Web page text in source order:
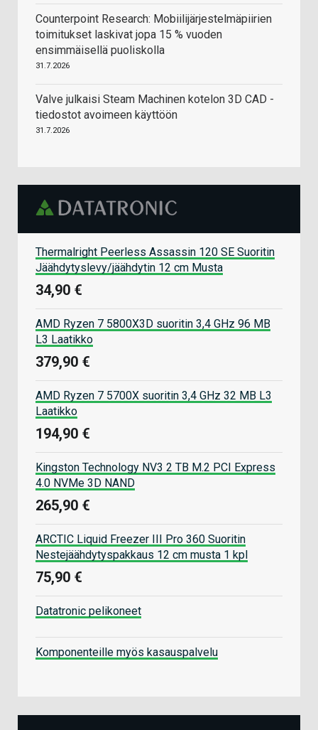
Counterpoint Research: Mobiilijärjestelmäpiirien
toimitukset laskivat jopa 15 % vuoden
ensimmäisellä puoliskolla
31.7.2026
Valve julkaisi Steam Machinen kotelon 3D CAD -
tiedostot avoimeen käyttöön
31.7.2026
Thermalright Peerless Assassin 120 SE Suoritin
Jäähdytyslevy/jäähdytin 12 cm Musta
34,90 €
AMD Ryzen 7 5800X3D suoritin 3,4 GHz 96 MB
L3 Laatikko
379,90 €
AMD Ryzen 7 5700X suoritin 3,4 GHz 32 MB L3
Laatikko
194,90 €
Kingston Technology NV3 2 TB M.2 PCI Express
4.0 NVMe 3D NAND
265,90 €
ARCTIC Liquid Freezer III Pro 360 Suoritin
Nestejäähdytyspakkaus 12 cm musta 1 kpl
75,90 €
Datatronic pelikoneet
Komponenteille myös kasauspalvelu